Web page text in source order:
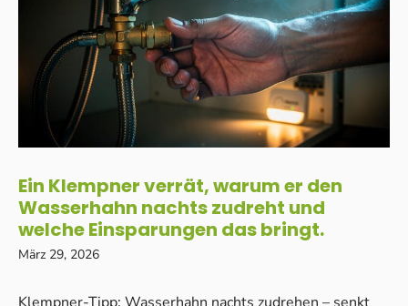
Ein Klempner verrät, warum er den
Wasserhahn nachts zudreht und
welche Einsparungen das bringt.
März 29, 2026